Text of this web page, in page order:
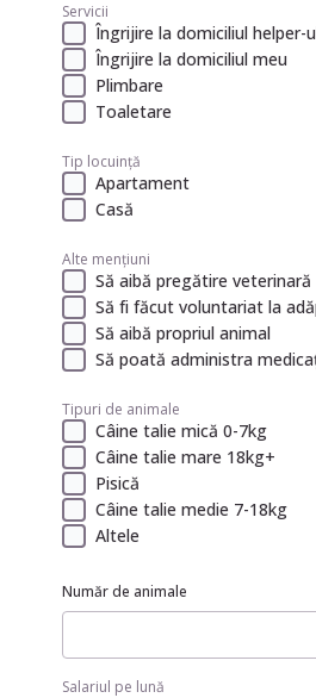
Servicii
Îngrijire la domiciliul helper-
Îngrijire la domiciliul meu
Plimbare
Toaletare
Tip locuință
Apartament
Casă
Alte mențiuni
Să aibă pregătire veterinară
Să fi făcut voluntariat la
Să aibă propriul animal
Să poată administra
Tipuri de animale
Câine talie mică 0-7kg
Câine talie mare 18kg+
Pisică
Câine talie medie 7-18kg
Altele
Număr de animale
Salariul pe lună